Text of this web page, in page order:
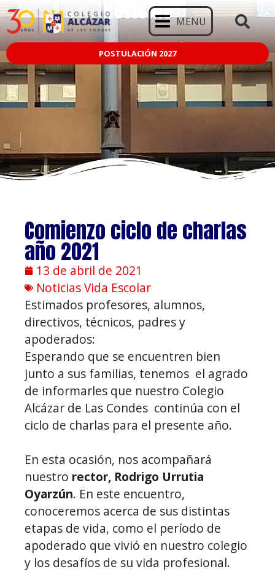
MENU
POSTULACIÓN 2027
NOTICIAS
Comienzo ciclo de charlas
año 2021
13 de abril de 2021
Noticias Vida Escolar
Estimados profesores, alumnos,
directivos, técnicos, padres y
apoderados:
Esperando que se encuentren bien
junto a sus familias, tenemos el agrado
de informarles que nuestro Colegio
Alcázar de Las Condes continúa con el
ciclo de charlas para el presente año.
En esta ocasión, nos acompañará
nuestro rector, Rodrigo Urrutia
Oyarzún. En este encuentro,
conoceremos acerca de sus distintas
etapas de vida, como el período de
apoderado que vivió en nuestro colegio
y los desafíos de su vida profesional.